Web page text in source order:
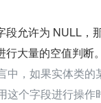
段允许为 NULL，
大量的空值判断。
中，如果实体类的
这个字段进行操作